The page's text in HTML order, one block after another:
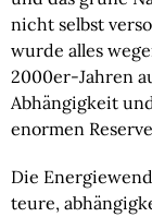
nicht selbst
wurde alles
2000er-Jahren
Abhängigkeit
enormen
Die
teure,